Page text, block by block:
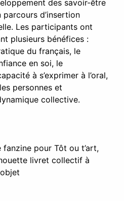
des savoir-être
d’insertion
Les participants ont
plusieurs bénéfices :
du français, le
en soi, le
à s’exprimer à l’oral,
personnes et
collective.
pour Tôt ou t’art,
livret collectif à